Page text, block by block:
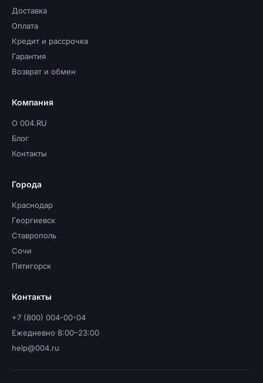
Доставка
Оплата
Кредит и рассрочка
Гарантия
Возврат и обмен
Компания
О 004.RU
Блог
Контакты
Города
Краснодар
Георгиевск
Ставрополь
Сочи
Пятигорск
Контакты
+7 (800) 004-00-04
Ежедневно 8:00–23:00
help@004.ru